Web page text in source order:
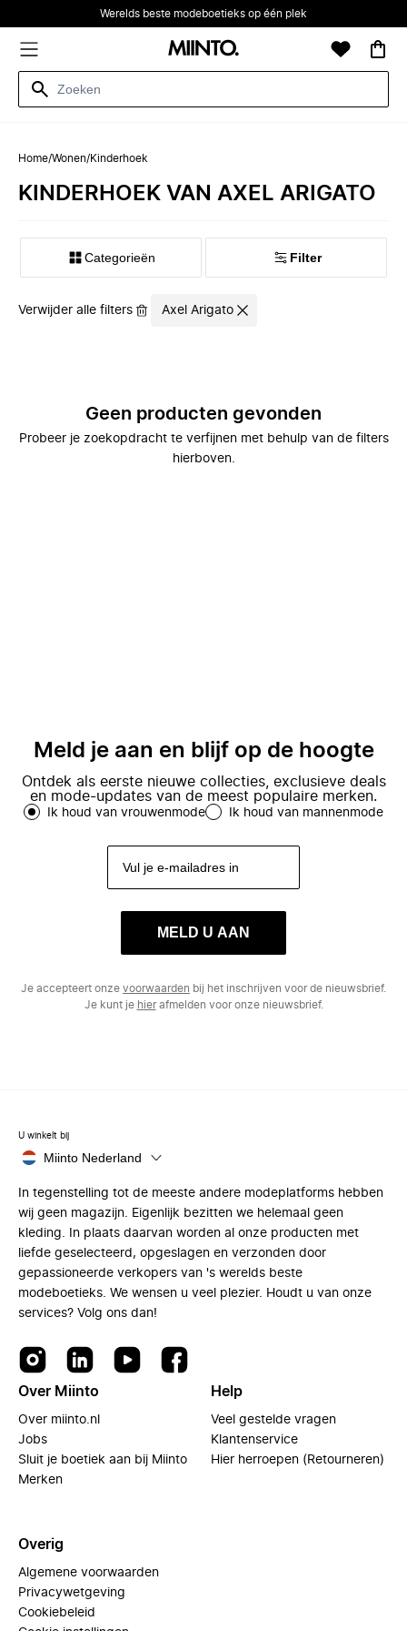
Werelds beste modeboetieks op één plek
Home/Wonen/Kinderhoek
KINDERHOEK VAN AXEL ARIGATO
Categorieën Filter
Verwijder alle filters Axel Arigato
Geen producten gevonden
Probeer je zoekopdracht te verfijnen met behulp van de filters
hierboven.
Meld je aan en blijf op de hoogte
Ontdek als eerste nieuwe collecties, exclusieve deals
en mode-updates van de meest populaire merken.
Ik houd van vrouwenmode Ik houd van mannenmode
MELD U AAN
Je accepteert onze voorwaarden bij het inschrijven voor de nieuwsbrief.
Je kunt je hierafmelden voor onze nieuwsbrief.
U winkelt bij
Miinto Nederland
In tegenstelling tot de meeste andere modeplatforms hebben
wij geen magazijn. Eigenlijk bezitten we helemaal geen
kleding. In plaats daarvan worden al onze producten met
liefde geselecteerd, opgeslagen en verzonden door
gepassioneerde verkopers van 's werelds beste
modeboetieks. We wensen u veel plezier. Houdt u van onze
services? Volg ons dan!
Over Miinto
Over miinto.nl
Jobs
Sluit je boetiek aan bij Miinto
Merken
Help
Veel gestelde vragen
Klantenservice
Hier herroepen (Retourneren)
Overig
Algemene voorwaarden
Privacywetgeving
Cookiebeleid